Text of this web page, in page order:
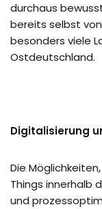
durchaus
bereits selbst
besonders viele
Ostdeutschland.
Digitalisierung
Die
Things innerhalb
und